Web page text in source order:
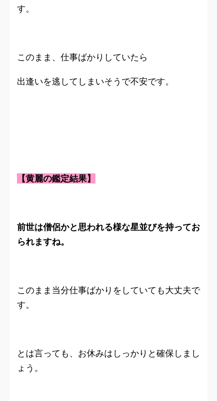
す。
このまま、仕事ばかりしていたら
出逢いを逃してしまいそうで不安です。
【黄麗の鑑定結果】
前世は僧侶かと思われる様な星並びを持ってお
られますね。
このまま当分仕事ばかりをしていても大丈夫で
す。
とは言っても、お休みはしっかりと確保しまし
ょう。